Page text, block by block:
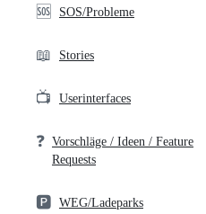
🆘 SOS/Probleme
📖 Stories
📺 Userinterfaces
❓ Vorschläge / Ideen / Feature
Requests
🅿️ WEG/Ladeparks